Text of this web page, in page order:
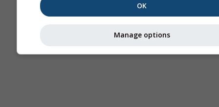
OK
Manage options